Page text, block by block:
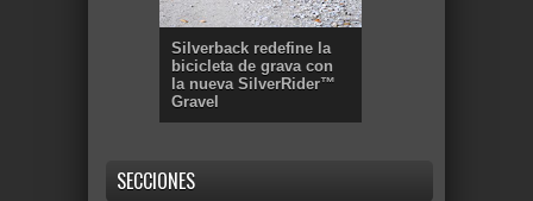
Silverback redefine la
bicicleta de grava con
la nueva SilverRider™
Gravel
SECCIONES